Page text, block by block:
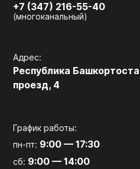
+7 (347) 216-55-40
(многоканальный)
Адрес:
Республика
проезд, 4
График работы:
пн-пт: 9:00 — 17:30
сб: 9:00 — 14:00